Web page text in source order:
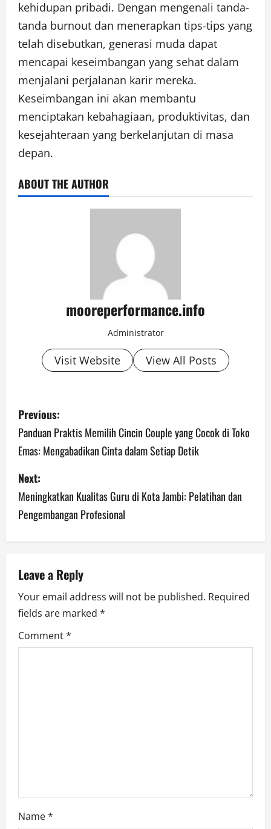
kehidupan pribadi. Dengan mengenali tanda-
tanda burnout dan menerapkan tips-tips yang
telah disebutkan, generasi muda dapat
mencapai keseimbangan yang sehat dalam
menjalani perjalanan karir mereka.
Keseimbangan ini akan membantu
menciptakan kebahagiaan, produktivitas, dan
kesejahteraan yang berkelanjutan di masa
depan.
ABOUT THE AUTHOR
mooreperformance.info
Administrator
Visit Website View All Posts
P
o
s
t
n
a
i
g
a
Previous:
Panduan Praktis Memilih Cincin Couple yang Cocok di Toko
Emas: Mengabadikan Cinta dalam Setiap Detik
Next:
Meningkatkan Kualitas Guru di Kota Jambi: Pelatihan dan
Pengembangan Profesional
Leave a Reply
Your email address will not be published. Required
fields are marked *
Comment*
Name*